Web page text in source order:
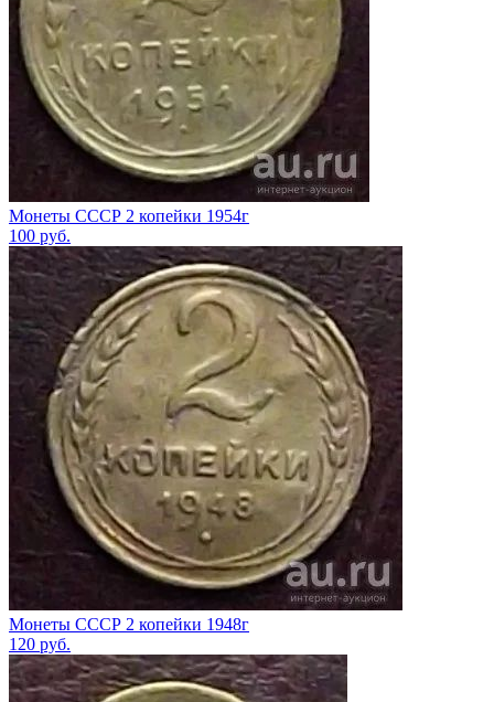
Монеты СССР 2 копейки 1954г
100 руб.
Монеты СССР 2 копейки 1948г
120 руб.